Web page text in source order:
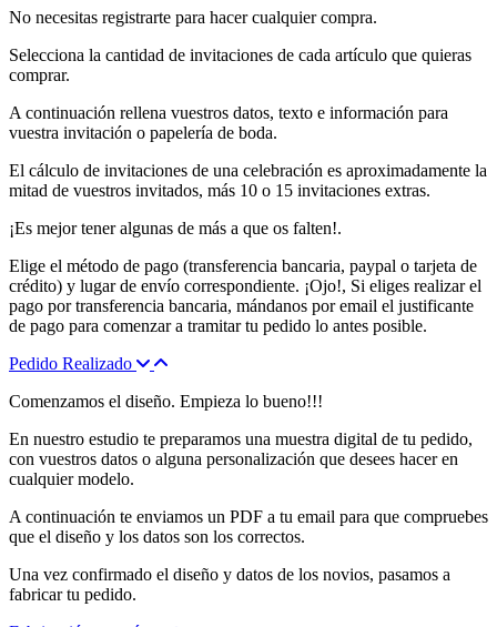
No necesitas registrarte para hacer cualquier compra.
Selecciona la cantidad de invitaciones de cada artículo que quieras
comprar.
A continuación rellena vuestros datos, texto e información para
vuestra invitación o papelería de boda.
El cálculo de invitaciones de una celebración es aproximadamente la
mitad de vuestros invitados, más 10 o 15 invitaciones extras.
¡Es mejor tener algunas de más a que os falten!.
Elige el método de pago (transferencia bancaria, paypal o tarjeta de
crédito) y lugar de envío correspondiente. ¡Ojo!, Si eliges realizar el
pago por transferencia bancaria, mándanos por email el justificante
de pago para comenzar a tramitar tu pedido lo antes posible.
Pedido Realizado
Comenzamos el diseño. Empieza lo bueno!!!
En nuestro estudio te preparamos una muestra digital de tu pedido,
con vuestros datos o alguna personalización que desees hacer en
cualquier modelo.
A continuación te enviamos un PDF a tu email para que compruebes
que el diseño y los datos son los correctos.
Una vez confirmado el diseño y datos de los novios, pasamos a
fabricar tu pedido.